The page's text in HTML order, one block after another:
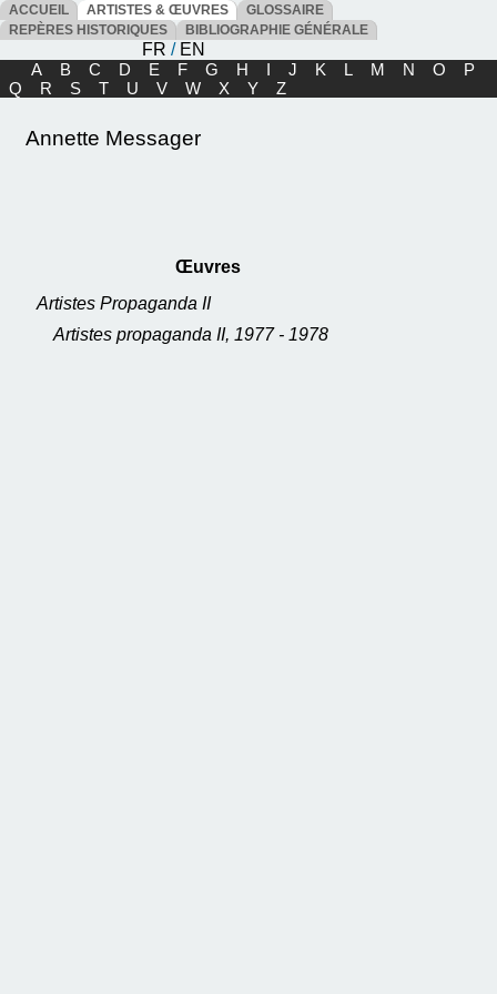
ACCUEIL ARTISTES & ŒUVRES
GLOSSAIRE
REPÈRES HISTORIQUES
BIBLIOGRAPHIE GÉNÉRALE
FR / EN
A
B C D E F G H I J K L M N O
P
Q
R S T U V W X Y Z